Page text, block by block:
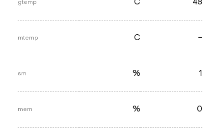
gtemp C 48
mtemp C -
sm % 1
mem % 0